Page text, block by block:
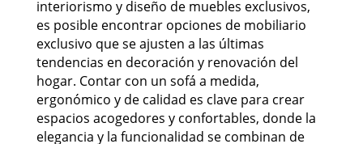
interiorismo y diseño de muebles exclusivos,
es posible encontrar opciones de mobiliario
exclusivo que se ajusten a las últimas
tendencias en decoración y renovación del
hogar. Contar con un sofá a medida,
ergonómico y de calidad es clave para crear
espacios acogedores y confortables, donde la
elegancia y la funcionalidad se combinan de